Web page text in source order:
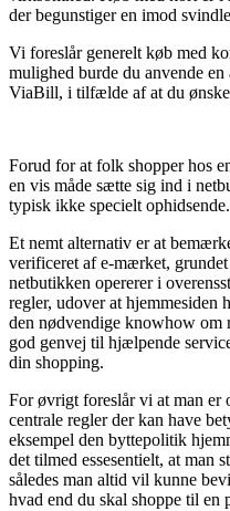
der begunstiger en imod
Vi foreslår generelt køb med
mulighed burde du anvende
ViaBill, i tilfælde af at du
Forud for at folk shopper hos
en vis måde sætte sig ind i
typisk ikke specielt ophidsende.
Et nemt alternativ er at
verificeret af e-mærket,
netbutikken opererer i
regler, udover at hjemmesiden
den nødvendige knowhow om
god genvej til hjælpende
din shopping.
For øvrigt foreslår vi at man er
centrale regler der kan have
eksempel den byttepolitik
det tilmed essesentielt, at man
således man altid vil kunne
hvad end du skal shoppe til en